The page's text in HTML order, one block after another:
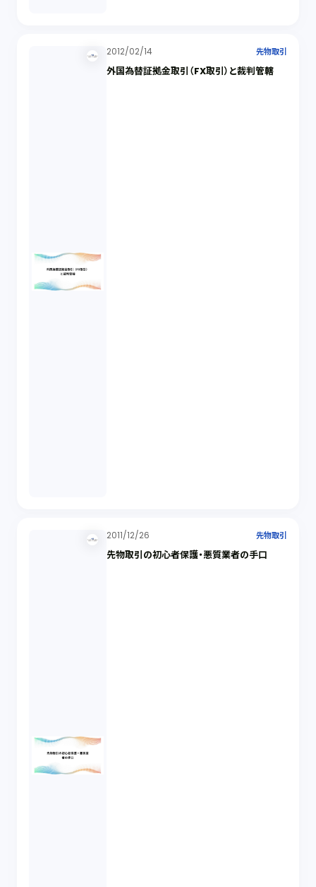
2012/02/14 先物取引
外国為替証拠金取引（FX取引）と裁判管轄
2011/12/26 先物取引
先物取引の初心者保護・悪質業者の手口